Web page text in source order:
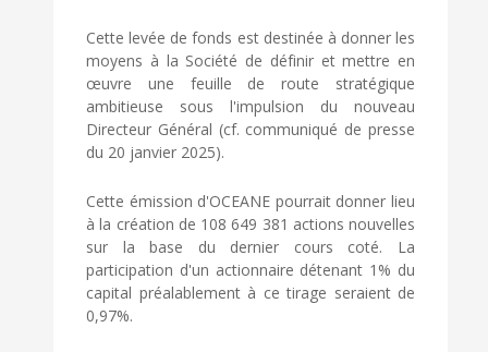
Cette levée de fonds est destinée à donner les
moyens à la Société de définir et mettre en
œuvre une feuille de route stratégique
ambitieuse sous l'impulsion du nouveau
Directeur Général (cf. communiqué de presse
du 20 janvier 2025).
Cette émission d'OCEANE pourrait donner lieu
à la création de 108 649 381 actions nouvelles
sur la base du dernier cours coté. La
participation d'un actionnaire détenant 1% du
capital préalablement à ce tirage seraient de
0,97%.